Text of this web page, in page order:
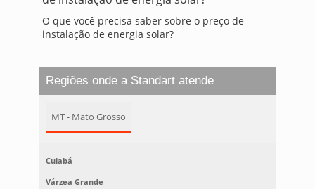
O que você precisa saber sobre o preço de
instalação de energia solar?
Regiões onde a Standart atende
MT - Mato Grosso
Cuiabá
Várzea Grande